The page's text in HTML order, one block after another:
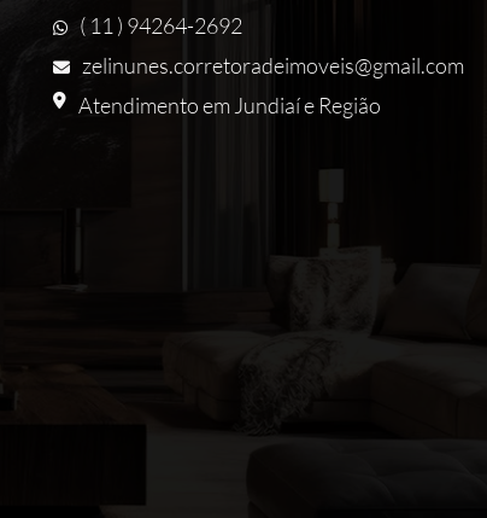
( 11 ) 94264-2692
zelinunes.corretoradeimoveis@gmail.com
Atendimento em Jundiaí e Região